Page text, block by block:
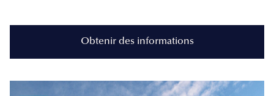
Obtenir des informations